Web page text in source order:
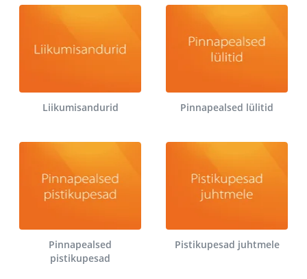
Liikumisandurid Pinnapealsed lülitid
Pinnapealsed
pistikupesad
Pistikupesad juhtmele